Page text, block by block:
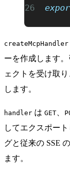
createMcpHandler
ーを作成します
ェクトを受け取り
します。
handler は GET
してエクスポー
グと従来の SSE
ます。